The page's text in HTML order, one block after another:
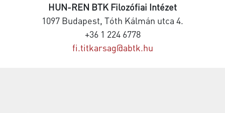
HUN-REN BTK Filozófiai Intézet
1097 Budapest, Tóth Kálmán utca 4.
+36 1 224 6778
fi.titkarsag@abtk.hu